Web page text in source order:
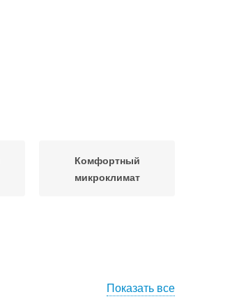
Комфортный
микроклимат
Показать все